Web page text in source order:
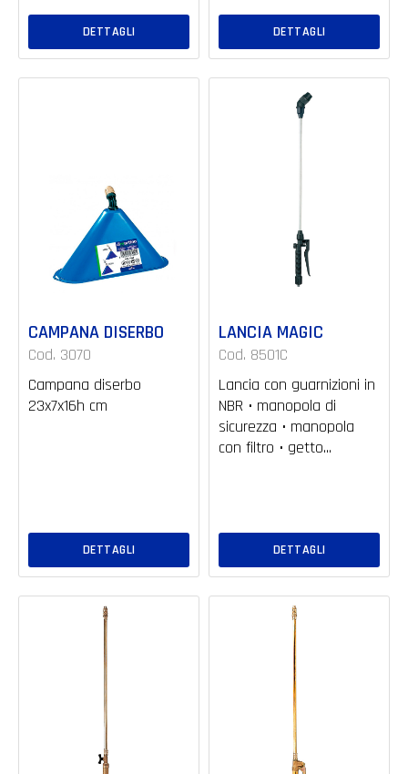
DETTAGLI DETTAGLI
CAMPANA DISERBO
Cod. 3070
Campana diserbo
23x7x16h cm
DETTAGLI
LANCIA MAGIC
Cod. 8501C
Lancia con guarnizioni in
NBR • manopola di
sicurezza • manopola
con filtro • getto...
DETTAGLI